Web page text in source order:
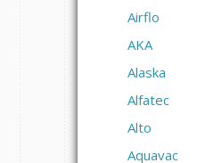
Airflo
AKA
Alaska
Alfatec
Alto
Aquavac